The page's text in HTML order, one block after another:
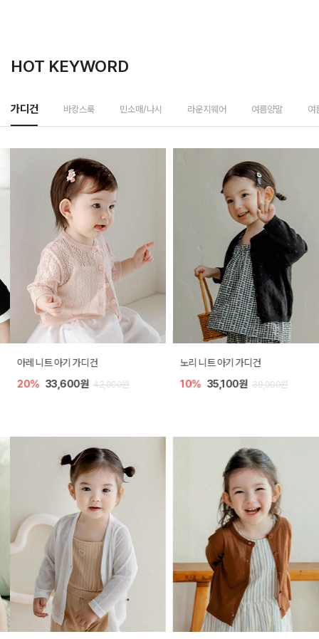
HOT KEYWORD
가디건 바캉스룩 민소매/나시 라운지웨어 여름양말 여
아기 가디건
33,600원 42,000원
노리 니트 아기 가디건
35,100원 39,000원